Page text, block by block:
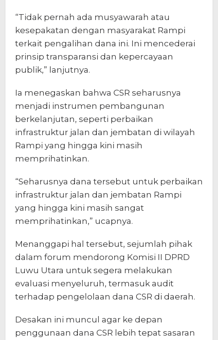
“Tidak pernah ada musyawarah atau
kesepakatan dengan masyarakat Rampi
terkait pengalihan dana ini. Ini mencederai
prinsip transparansi dan kepercayaan
publik,” lanjutnya.
Ia menegaskan bahwa CSR seharusnya
menjadi instrumen pembangunan
berkelanjutan, seperti perbaikan
infrastruktur jalan dan jembatan di wilayah
Rampi yang hingga kini masih
memprihatinkan.
“Seharusnya dana tersebut untuk perbaikan
infrastruktur jalan dan jembatan Rampi
yang hingga kini masih sangat
memprihatinkan,” ucapnya.
Menanggapi hal tersebut, sejumlah pihak
dalam forum mendorong Komisi II DPRD
Luwu Utara untuk segera melakukan
evaluasi menyeluruh, termasuk audit
terhadap pengelolaan dana CSR di daerah.
Desakan ini muncul agar ke depan
penggunaan dana CSR lebih tepat sasaran